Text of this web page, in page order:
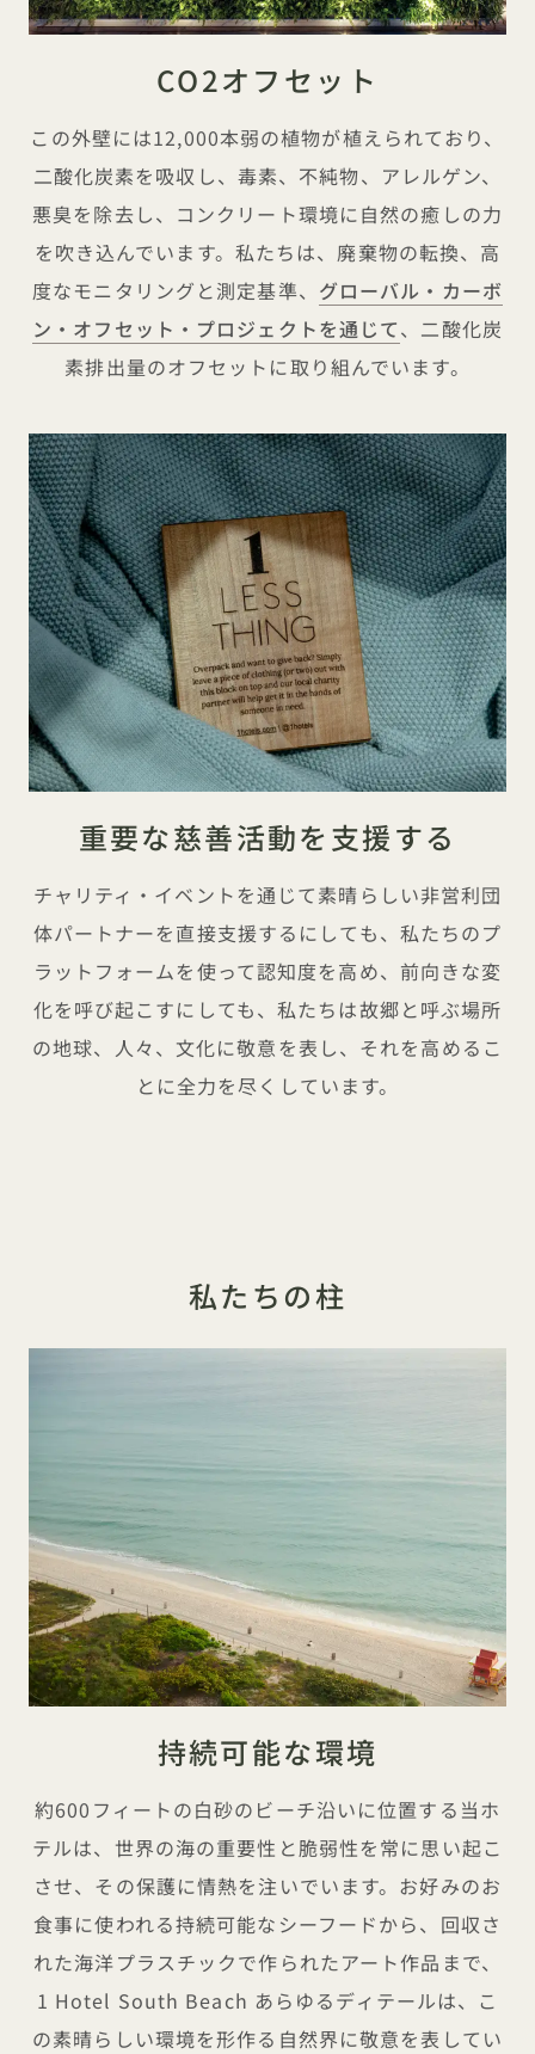
CO2オフセット
この外壁には12,000本弱の植物が植えられており、
二酸化炭素を吸収し、毒素、不純物、アレルゲン、
悪臭を除去し、コンクリート環境に自然の癒しの力
を吹き込んでいます。私たちは、廃棄物の転換、高
度なモニタリングと測定基準、 グローバル・カーボ
ン・オフセット・プロジェクトを通じて、二酸化炭
素排出量のオフセットに取り組んでいます。
重要な慈善活動を支援する
チャリティ・イベントを通じて素晴らしい非営利団
体パートナーを直接支援するにしても、私たちのプ
ラットフォームを使って認知度を高め、前向きな変
化を呼び起こすにしても、私たちは故郷と呼ぶ場所
の地球、人々、文化に敬意を表し、それを高めるこ
とに全力を尽くしています。
私たちの柱
持続可能な環境
約600フィートの白砂のビーチ沿いに位置する当ホ
テルは、世界の海の重要性と脆弱性を常に思い起こ
させ、その保護に情熱を注いでいます。お好みのお
食事に使われる持続可能なシーフードから、回収さ
れた海洋プラスチックで作られたアート作品まで、
1 Hotel South Beach あらゆるディテールは、こ
の素晴らしい環境を形作る自然界に敬意を表してい